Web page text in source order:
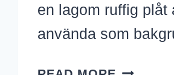
en lagom ruffig plåt
använda som